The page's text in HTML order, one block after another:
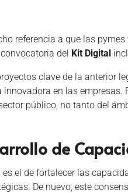
referencia a que las
del Kit Digital
clave de la anterior
en las empresas.
público, no tanto del
de
el de fortalecer las
De nuevo, este